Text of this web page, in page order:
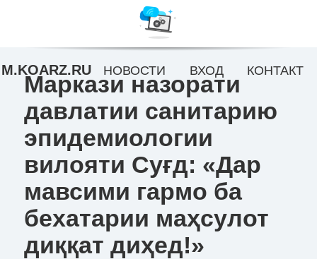
Маркази назорати
давлатии санитарию
эпидемиологии
вилояти Суғд: «Дар
мавсими гармо ба
бехатарии маҳсулот
диққат диҳед!»
M.KOARZ.RU НОВОСТИ ВХОД КОНТАКТ